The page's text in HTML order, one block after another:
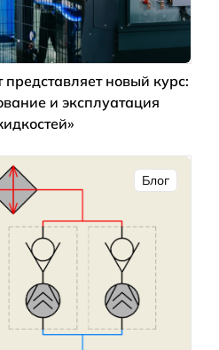
новый курс:
и эксплуатация
Блог